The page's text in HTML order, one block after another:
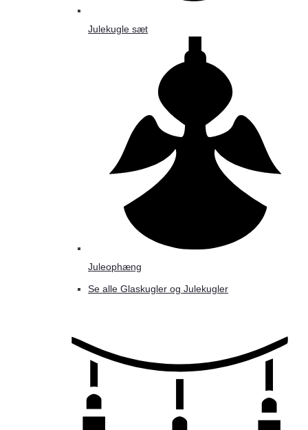
Julekugle sæt
Juleophæng
Se alle Glaskugler og Julekugler